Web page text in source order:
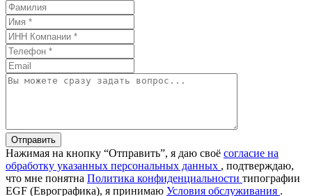
Отправить
Нажимая на кнопку “Отправить”, я даю своё согласие на
обработку указанных персональных данных , подтверждаю,
что мне понятна Политика конфиденциальности типографии
EGF (Еврографика), я принимаю Условия обслуживания .